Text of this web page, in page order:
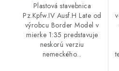
Plastová stavebnica
Pz.Kpfw.IV Ausf.H Late od
výrobcu Border Model v
mierke 1:35 predstavuje
neskorú verziu
nemeckého...